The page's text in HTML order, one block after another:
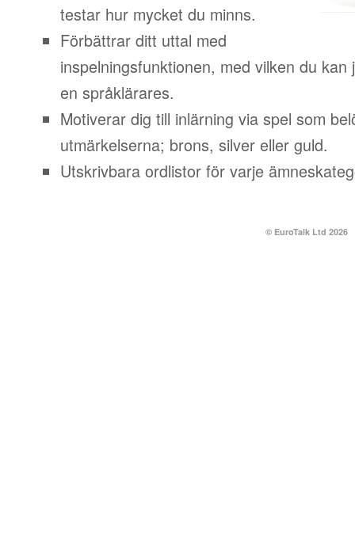
testar hur mycket du minns.
Förbättrar ditt uttal med
inspelningsfunktionen, med vilken du
en språklärares.
Motiverar dig till inlärning via spel som
utmärkelserna; brons, silver eller guld.
Utskrivbara ordlistor för varje
© EuroTalk Ltd 2026